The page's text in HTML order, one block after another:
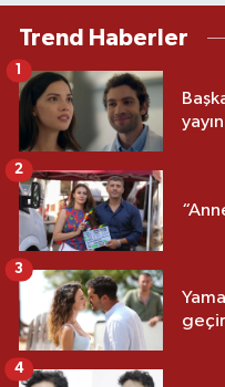
Trend Haberler
1
2
3
4